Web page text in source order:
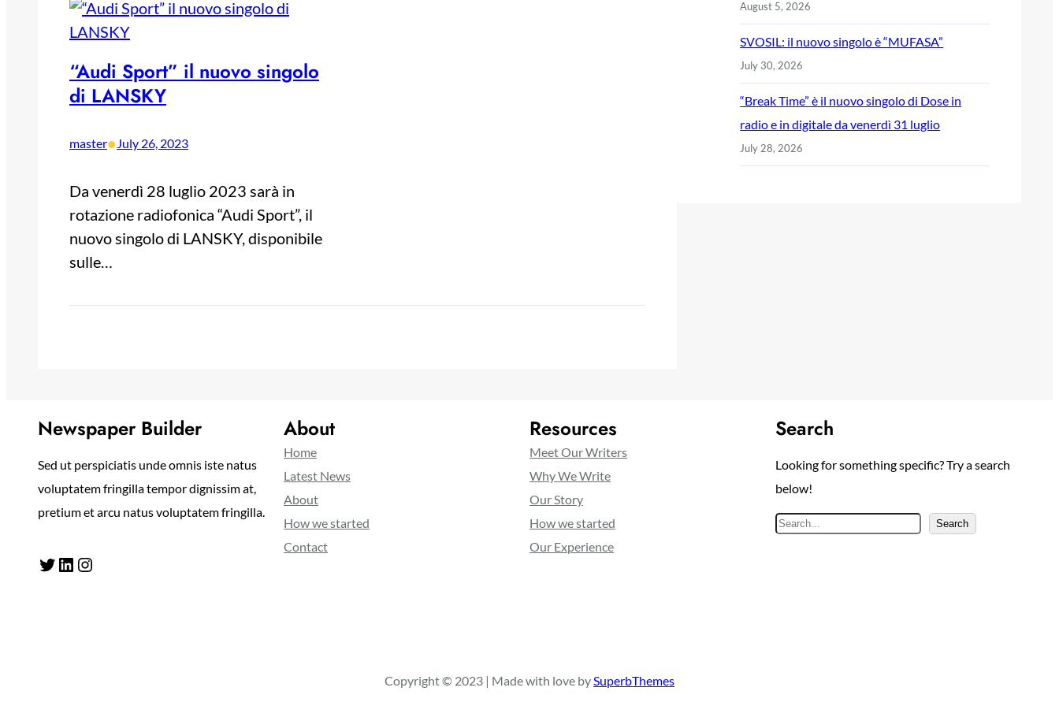
“Audi Sport” il nuovo singolo
di LANSKY
master•July 26, 2023
Da venerdì 28 luglio 2023 sarà in
rotazione radiofonica “Audi Sport”, il
nuovo singolo di LANSKY, disponibile
sulle…
August 5, 2026
SVOSIL: il nuovo singolo è “MUFASA”
July 30, 2026
“Break Time” è il nuovo singolo di Dose in
radio e in digitale da venerdì 31 luglio
July 28, 2026
Newspaper Builder
Sed ut perspiciatis unde omnis iste natus
voluptatem fringilla tempor dignissim at,
pretium et arcu natus voluptatem fringilla.
Twitter LinkedIn Instagram
About
Home
Latest News
About
How we started
Contact
Resources
Meet Our Writers
Why We Write
Our Story
How we started
Our Experience
Search
Looking for something specific? Try a search
below!
S
Search
Copyright © 2023 | Made with love bySuperbThemes